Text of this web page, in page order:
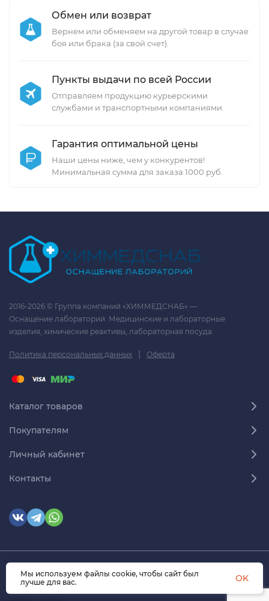
Обмен или возврат
Вернем или обменяем на другой товар в случае
боя или брака (за свой счет).
Пункты выдачи по всей России
Отправляем продукцию курьерскими
службами и транспортными компаниями.
Гарантия оптимальной цены
Наши цены ниже, чем у конкурентов!
Минимальная сумма для заказа 1000 руб.
2016-2026 © Группа компаний «ХИММЕДСНАБ» —
Оснащение лабораторий. Медицинские и лабораторные
изделия, химические реактивы, лабораторная посуда.
Политика персональных данных | Оферта
Каталог товаров
Покупателям
Личный кабинет
Контакты
© 2026 himmedsnab.ru. Все права защищены
Мы используем файлы cookie, чтобы сайт был
лучше для вас.
OK